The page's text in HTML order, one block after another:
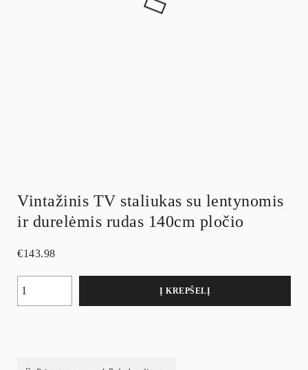
Vintažinis TV staliukas su lentynomis
ir durelėmis rudas 140cm pločio
€143.98
Į KREPŠELĮ